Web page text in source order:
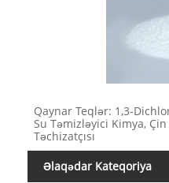
Qaynar Teqlər: 1,3-
Su Təmizləyici Kimya, Çin
Təchizatçısı
Əlaqədar Kateqoriya